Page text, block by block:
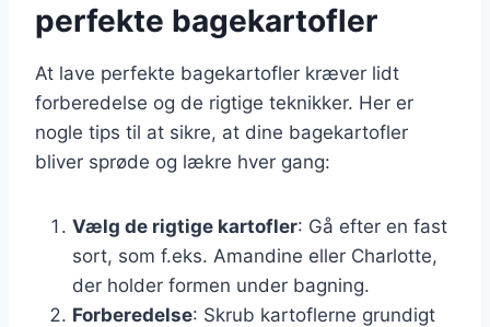
perfekte bagekartofler
At lave perfekte bagekartofler kræver lidt
forberedelse og de rigtige teknikker. Her er
nogle tips til at sikre, at dine bagekartofler
bliver sprøde og lækre hver gang:
Vælg de rigtige kartofler: Gå efter en fast
sort, som f.eks. Amandine eller Charlotte,
der holder formen under bagning.
Forberedelse: Skrub kartoflerne grundigt